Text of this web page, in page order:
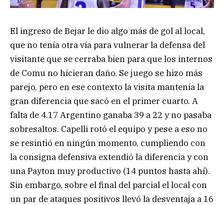
El ingreso de Bejar le dio algo más de gol al local,
que no tenía otra vía para vulnerar la defensa del
visitante que se cerraba bien para que los internos
de Comu no hicieran daño. Se juego se hizo más
parejo, pero en ese contexto la visita mantenía la
gran diferencia que sacó en el primer cuarto. A
falta de 4.17 Argentino ganaba 39 a 22 y no pasaba
sobresaltos. Capelli rotó el equipo y pese a eso no
se resintió en ningún momento, cumpliendo con
la consigna defensiva extendió la diferencia y con
una Payton muy productivo (14 puntos hasta ahí).
Sin embargo, sobre el final del parcial el local con
un par de ataques positivos llevó la desventaja a 16